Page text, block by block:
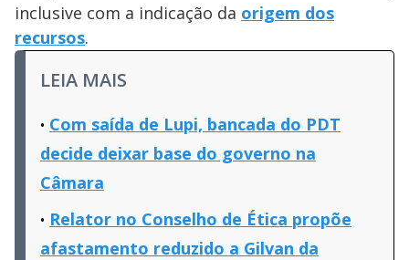
inclusive com a indicação da origem dos
recursos.
LEIA MAIS
Com saída de Lupi, bancada do PDT
decide deixar base do governo na
Câmara
Relator no Conselho de Ética propõe
afastamento reduzido a Gilvan da